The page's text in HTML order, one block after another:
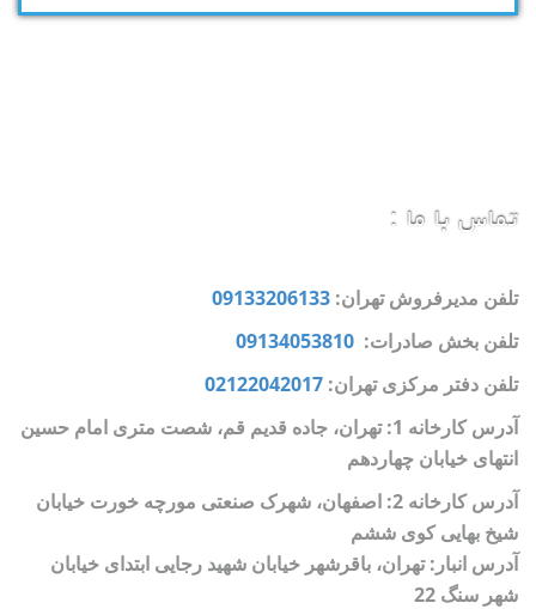
تماس با ما :
تلفن مدیرفروش تهران: 09133206133
تلفن بخش صادرات: 09134053810
تلفن دفتر مرکزی تهران: 02122042017
آدرس کارخانه 1: تهران، جاده قدیم قم، شصت متری امام حسین
انتهای خیابان چهاردهم
آدرس کارخانه 2: اصفهان، شهرک صنعتی مورچه خورت خیابان
شیخ بهایی کوی ششم
آدرس انبار: تهران، باقرشهر خیابان شهید رجایی ابتدای خیابان
شهر سنگ 22